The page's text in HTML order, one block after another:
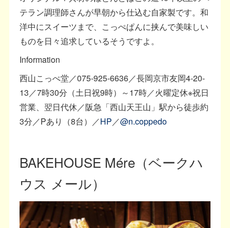
テラン調理師さんが早朝から仕込む自家製です。和
洋中にスイーツまで、こっぺぱんに挟んで美味しい
ものを日々追求しているそうですよ。
Information
西山こっぺ堂／075-925-6636／長岡京市友岡4-20-
13／7時30分（土日祝9時）～17時／火曜定休※祝日
営業、翌日代休／阪急「西山天王山」駅から徒歩約
3分／Pあり（8台）／HP／@n.coppedo
BAKEHOUSE Mére（ベークハ
ウス メール）